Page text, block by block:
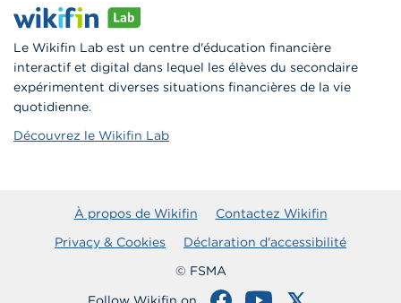
Le Wikifin Lab est un centre d'éducation financière
interactif et digital dans lequel les élèves du secondaire
expérimentent diverses situations financières de la vie
quotidienne.
Découvrez le Wikifin Lab
À propos de Wikifin
Contactez Wikifin
Privacy & Cookies
Déclaration d'accessibilité
© FSMA